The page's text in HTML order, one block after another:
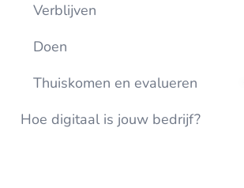
Verblijven
Doen
Thuiskomen en evalueren
Hoe digitaal is jouw bedrijf?